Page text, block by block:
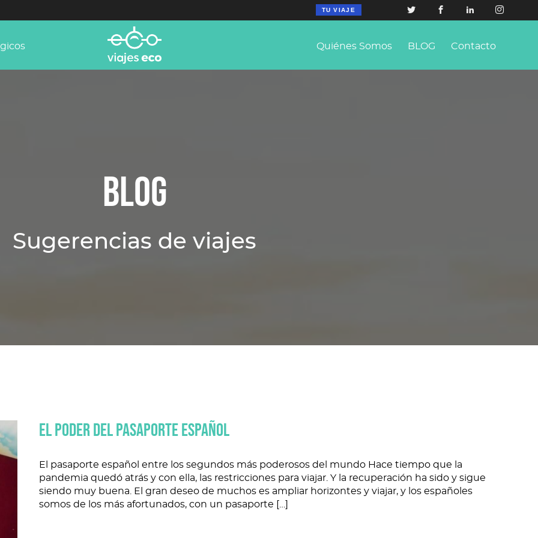
TU VIAJE
Quiénes Somos BLOG Contacto
BLOG
Sugerencias de viajes
El poder del pasaporte español
El pasaporte español entre los segundos más poderosos del mundo Hace tiempo que la
pandemia quedó atrás y con ella, las restricciones para viajar. Y la recuperación ha sido y sigue
siendo muy buena. El gran deseo de muchos es ampliar horizontes y viajar, y los españoles
somos de los más afortunados, con un pasaporte […]